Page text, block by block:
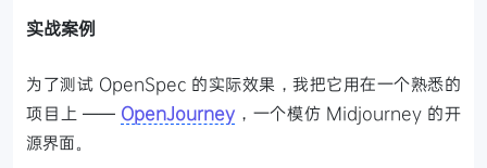
实战案例
为了测试 OpenSpec 的实际效果，我把它用在一个熟悉的
项目上 —— OpenJourney，一个模仿 Midjourney 的开
源界面。